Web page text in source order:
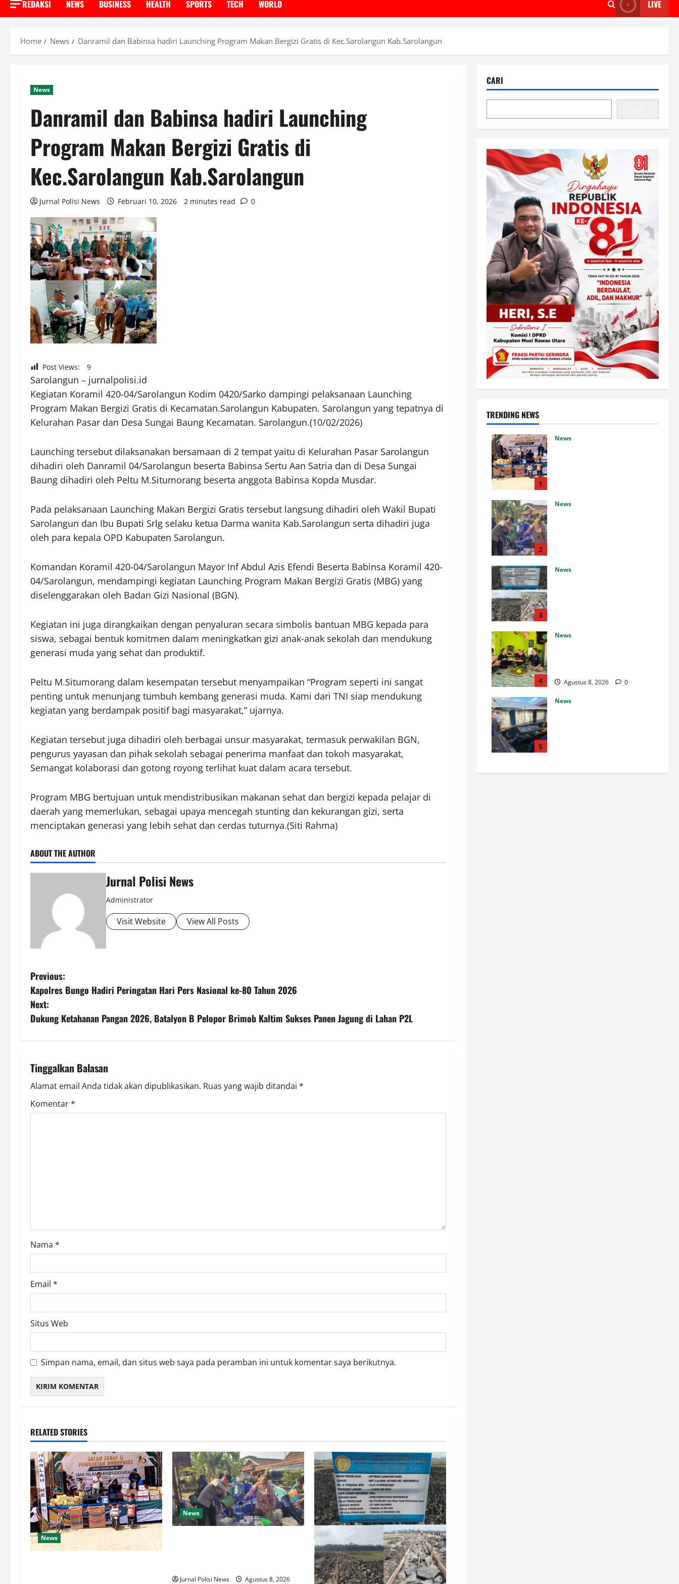
REDAKSI NEWS BUSINESS HEALTH SPORTS TECH WORLD LIVE
Home News Danramil dan Babinsa hadiri Launching Program Makan Bergizi Gratis di Kec.Sarolangun Kab.Sarolangun
News
Danramil dan Babinsa hadiri Launching
Program Makan Bergizi Gratis di
Kec.Sarolangun Kab.Sarolangun
Jurnal Polisi News Februari 10, 2026 2 minutes read 0
Post Views: 9
Sarolangun – jurnalpolisi.id
Kegiatan Koramil 420-04/Sarolangun Kodim 0420/Sarko dampingi pelaksanaan Launching
Program Makan Bergizi Gratis di Kecamatan.Sarolangun Kabupaten. Sarolangun yang tepatnya di
Kelurahan Pasar dan Desa Sungai Baung Kecamatan. Sarolangun.(10/02/2026)
Launching tersebut dilaksanakan bersamaan di 2 tempat yaitu di Kelurahan Pasar Sarolangun
dihadiri oleh Danramil 04/Sarolangun beserta Babinsa Sertu Aan Satria dan di Desa Sungai
Baung dihadiri oleh Peltu M.Situmorang beserta anggota Babinsa Kopda Musdar.
Pada pelaksanaan Launching Makan Bergizi Gratis tersebut langsung dihadiri oleh Wakil Bupati
Sarolangun dan Ibu Bupati Srlg selaku ketua Darma wanita Kab.Sarolangun serta dihadiri juga
oleh para kepala OPD Kabupaten Sarolangun.
Komandan Koramil 420-04/Sarolangun Mayor Inf Abdul Azis Efendi Beserta Babinsa Koramil 420-
04/Sarolangun, mendampingi kegiatan Launching Program Makan Bergizi Gratis (MBG) yang
diselenggarakan oleh Badan Gizi Nasional (BGN).
Kegiatan ini juga dirangkaikan dengan penyaluran secara simbolis bantuan MBG kepada para
siswa, sebagai bentuk komitmen dalam meningkatkan gizi anak-anak sekolah dan mendukung
generasi muda yang sehat dan produktif.
Peltu M.Situmorang dalam kesempatan tersebut menyampaikan “Program seperti ini sangat
penting untuk menunjang tumbuh kembang generasi muda. Kami dari TNI siap mendukung
kegiatan yang berdampak positif bagi masyarakat,” ujarnya.
Kegiatan tersebut juga dihadiri oleh berbagai unsur masyarakat, termasuk perwakilan BGN,
pengurus yayasan dan pihak sekolah sebagai penerima manfaat dan tokoh masyarakat,
Semangat kolaborasi dan gotong royong terlihat kuat dalam acara tersebut.
Program MBG bertujuan untuk mendistribusikan makanan sehat dan bergizi kepada pelajar di
daerah yang memerlukan, sebagai upaya mencegah stunting dan kekurangan gizi, serta
menciptakan generasi yang lebih sehat dan cerdas tuturnya.(Siti Rahma)
ABOUT THE AUTHOR
Jurnal Polisi News
Administrator
Visit Website View All Posts
P
o
s
n
a
v
o
n
Previous:
Kapolres Bungo Hadiri Peringatan Hari Pers Nasional ke-80 Tahun 2026
Next:
Dukung Ketahanan Pangan 2026, Batalyon B Pelopor Brimob Kaltim Sukses Panen Jagung di Lahan P2L
Tinggalkan Balasan
Alamat email Anda tidak akan dipublikasikan. Ruas yang wajib ditandai *
Komentar*
Nama *
Email *
Situs Web
Simpan nama, email, dan situs web saya pada peramban ini untuk komentar saya berikutnya.
RELATED STORIES
News
News
Jurnal Polisi News Agustus 8, 2026
CARI
TRENDING NEWS
1
News
Agustus 8, 2026
2
News
3
News
4
News
Agustus 8, 2026 0
5
News